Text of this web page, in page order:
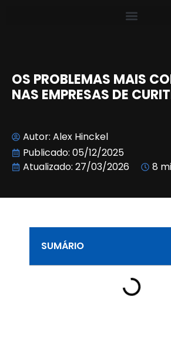
OS PROBLEMAS MAIS
NAS EMPRESAS DE
Autor: Alex Hinckel
Publicado: 05/12/2025
Atualizado: 27/03/2026
8
SUMÁRIO